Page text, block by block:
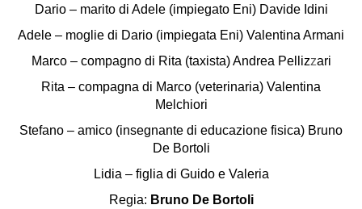
Dario – marito di Adele (impiegato Eni) Davide Idini
Adele – moglie di Dario (impiegata Eni) Valentina Armani
Marco – compagno di Rita (taxista) Andrea Pellizzari
Rita – compagna di Marco (veterinaria) Valentina
Melchiori
Stefano – amico (insegnante di educazione fisica) Bruno
De Bortoli
Lidia – figlia di Guido e Valeria
Regia: Bruno De Bortoli